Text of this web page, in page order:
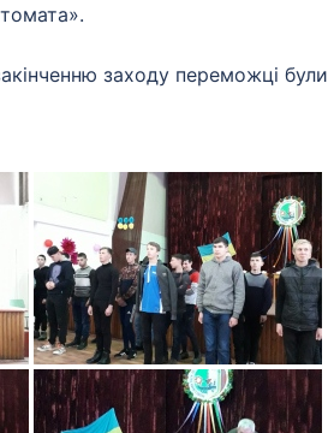
заходу переможці були